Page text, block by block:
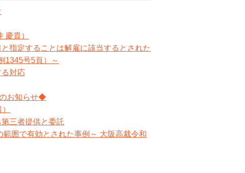
慶貴）
指定することは解雇に該当するとされた
1345号5頁）～
対応
お知らせ◆
三者提供と委託
囲で有効とされた事例～ 大阪高裁令和